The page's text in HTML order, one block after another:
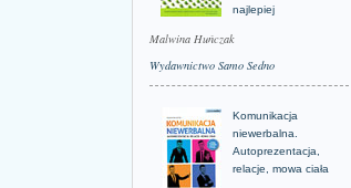
najlepiej
Malwina Huńczak
Wydawnictwo Samo Sedno
Komunikacja
niewerbalna.
Autoprezentacja,
relacje, mowa ciała